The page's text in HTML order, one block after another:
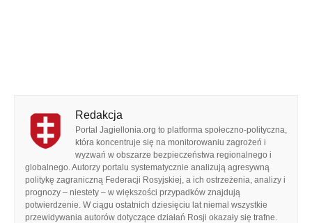
Redakcja
Portal Jagiellonia.org to platforma społeczno-polityczna,
która koncentruje się na monitorowaniu zagrożeń i
wyzwań w obszarze bezpieczeństwa regionalnego i
globalnego. Autorzy portalu systematycznie analizują agresywną
politykę zagraniczną Federacji Rosyjskiej, a ich ostrzeżenia, analizy i
prognozy – niestety – w większości przypadków znajdują
potwierdzenie. W ciągu ostatnich dziesięciu lat niemal wszystkie
przewidywania autorów dotyczące działań Rosji okazały się trafne.